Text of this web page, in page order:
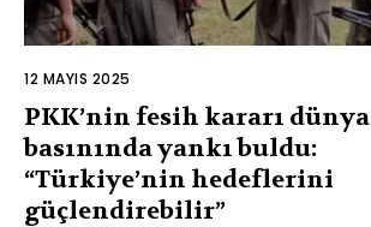
12 MAYIS 2025
PKK’nin fesih kararı dünya
basınında yankı buldu:
“Türkiye’nin hedeflerini
güçlendirebilir”